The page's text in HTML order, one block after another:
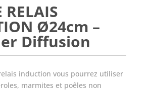
RELAIS
Ø24cm –
Diffusion
induction vous pourrez utiliser
marmites et poêles non